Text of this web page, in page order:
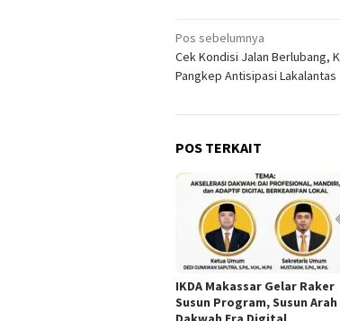
Navigasi
pos
Pos sebelumnya
Cek Kondisi Jalan Berlubang,
Pangkep Antisipasi Lakalantas
POS TERKAIT
IKDA Makassar Gelar Raker
Susun Program, Susun Arah